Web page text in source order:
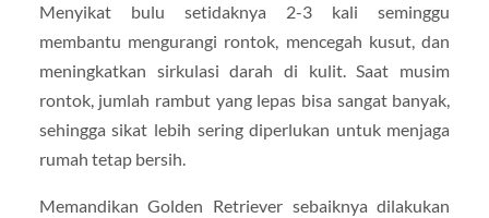
Menyikat bulu setidaknya 2-3 kali seminggu
membantu mengurangi rontok, mencegah kusut, dan
meningkatkan sirkulasi darah di kulit. Saat musim
rontok, jumlah rambut yang lepas bisa sangat banyak,
sehingga sikat lebih sering diperlukan untuk menjaga
rumah tetap bersih.
Memandikan Golden Retriever sebaiknya dilakukan